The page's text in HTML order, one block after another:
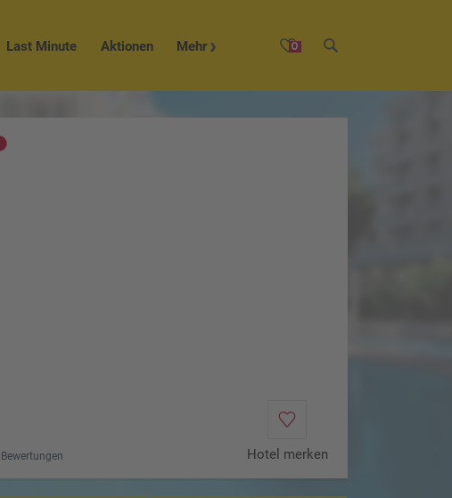
0
Last Minute Aktionen Mehr
Bewertungen Hotel merken